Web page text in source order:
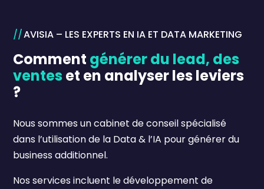
AVISIA – LES EXPERTS EN IA ET DATA MARKETING
Comment générer du lead, des
ventes et en analyser les leviers
?
Nous sommes un cabinet de conseil spécialisé
dans l’utilisation de la Data & l’IA pour générer du
business additionnel.
Nos services incluent le développement de